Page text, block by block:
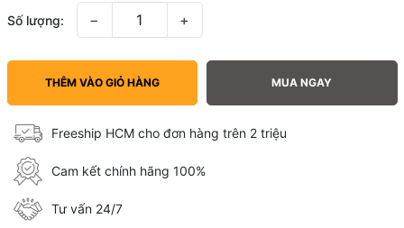
Số lượng: − +
THÊM VÀO GIỎ HÀNG MUA NGAY
Freeship HCM cho đơn hàng trên 2 triệu
Cam kết chính hãng 100%
Tư vấn 24/7